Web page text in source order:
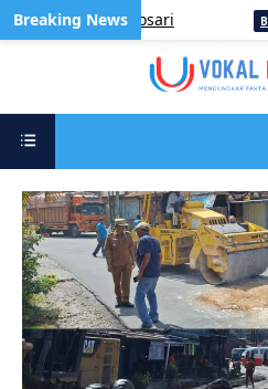
81 RI di Pulosari